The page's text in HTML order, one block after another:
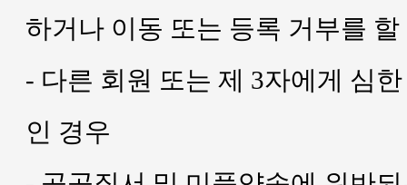
하거나 이동 또는 등록 거부를
- 다른 회원 또는 제 3자에게 심
인 경우